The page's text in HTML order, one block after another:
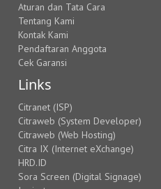
Aturan dan Tata Cara
Tentang Kami
Kontak Kami
Pendaftaran Anggota
Cek Garansi
Links
Citranet (ISP)
Citraweb (System Developer)
Citraweb (Web Hosting)
Citra IX (Internet eXchange)
HRD.ID
Sora Screen (Digital Signage)